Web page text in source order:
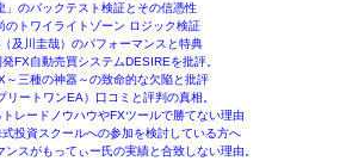
」のバックテスト検証とその信憑性
のトワイライトゾーン ロジック検証
及川圭哉）のパフォーマンスと特典
FX自動売買システムDESIREを批評。
～三種の神器～の致命的な欠陥と批評
ートワンEA）口コミと評判の真相。
レードノウハウやFXツールで勝てない理由
投資スクールへの参加を検討している方へ
スがもってぃー氏の実績と合致しない理由。